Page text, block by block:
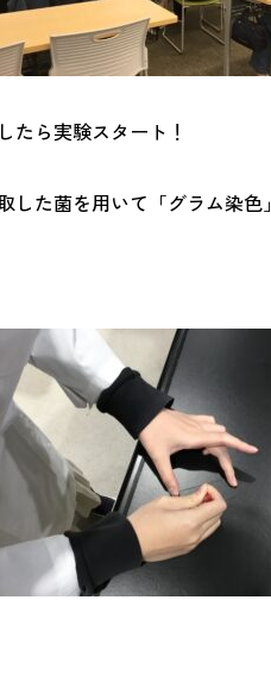
たら実験スタート！
た菌を用いて「グラム染色